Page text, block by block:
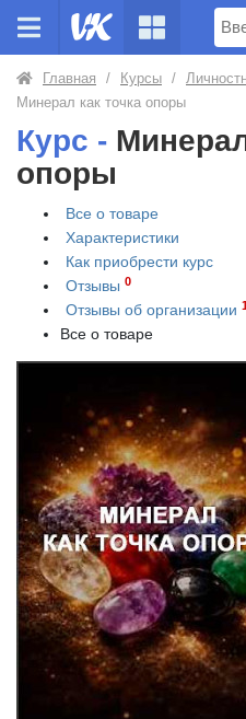
Главная / Курсы /
Минерал как точка опоры
Курс -
опоры
Все о товаре
Характеристики
Как приобрести курс
Отзывы 0
Отзывы об организации
Все о товаре